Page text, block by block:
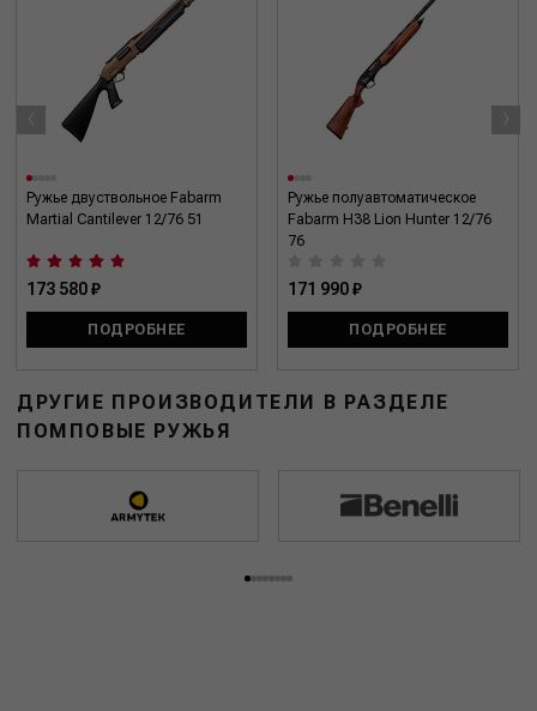
Ружье двуствольное Fabarm
Martial Cantilever 12/76 51
173 580 ₽
ПОДРОБНЕЕ
Ружье полуавтоматическое
Fabarm H38 Lion Hunter 12/76
76
171 990 ₽
ПОДРОБНЕЕ
‹ ›
ДРУГИЕ ПРОИЗВОДИТЕЛИ В РАЗДЕЛЕ
ПОМПОВЫЕ РУЖЬЯ